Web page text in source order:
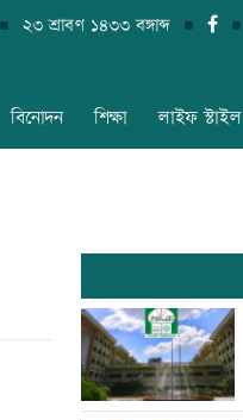
২৩ শ্রাবণ ১৪৩৩ বঙ্গাব্দ
বিনোদন শিক্ষা লাইফ স্টাইল